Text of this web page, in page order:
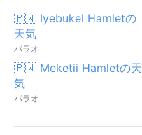
🇵🇼 Iyebukel Hamletの
天気
パラオ
🇵🇼 Meketii Hamletの天
気
パラオ